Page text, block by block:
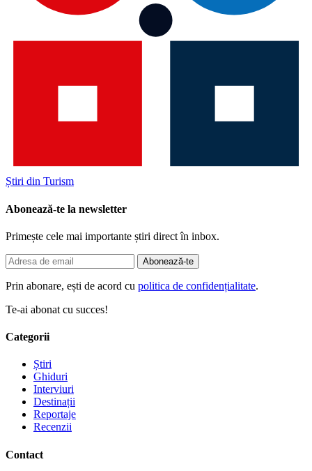
Știri din Turism
Abonează-te la newsletter
Primește cele mai importante știri direct în inbox.
Abonează-te
Prin abonare, ești de acord cu politica de confidențialitate.
Te-ai abonat cu succes!
Categorii
Știri
Ghiduri
Interviuri
Destinații
Reportaje
Recenzii
Contact